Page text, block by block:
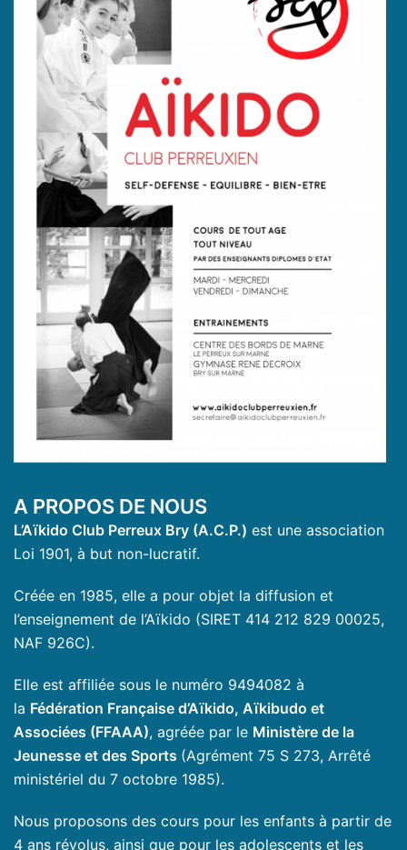
A PROPOS DE NOUS
L’Aïkido Club Perreux Bry (A.C.P.) est une association
Loi 1901, à but non-lucratif.
Créée en 1985, elle a pour objet la diffusion et
l’enseignement de l’Aïkido (SIRET 414 212 829 00025,
NAF 926C).
Elle est affiliée sous le numéro 9494082 à
la Fédération Française d’Aïkido, Aïkibudo et
Associées (FFAAA), agréée par le Ministère de la
Jeunesse et des Sports (Agrément 75 S 273, Arrêté
ministériel du 7 octobre 1985).
Nous proposons des cours pour les enfants à partir de
4 ans révolus, ainsi que pour les adolescents et les